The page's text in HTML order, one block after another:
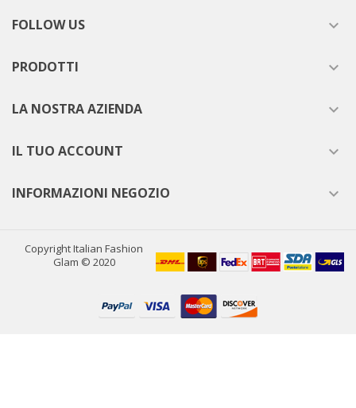
FOLLOW US 
PRODOTTI 
LA NOSTRA AZIENDA 
IL TUO ACCOUNT 
INFORMAZIONI NEGOZIO 
Copyright Italian Fashion
Glam © 2020